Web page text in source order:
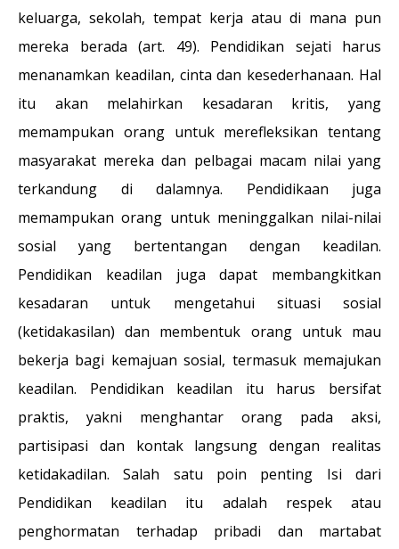
keluarga, sekolah, tempat kerja atau di mana pun
mereka berada (art. 49). Pendidikan sejati harus
menanamkan keadilan, cinta dan kesederhanaan. Hal
itu akan melahirkan kesadaran kritis, yang
memampukan orang untuk merefleksikan tentang
masyarakat mereka dan pelbagai macam nilai yang
terkandung di dalamnya. Pendidikaan juga
memampukan orang untuk meninggalkan nilai-nilai
sosial yang bertentangan dengan keadilan.
Pendidikan keadilan juga dapat membangkitkan
kesadaran untuk mengetahui situasi sosial
(ketidakasilan) dan membentuk orang untuk mau
bekerja bagi kemajuan sosial, termasuk memajukan
keadilan. Pendidikan keadilan itu harus bersifat
praktis, yakni menghantar orang pada aksi,
partisipasi dan kontak langsung dengan realitas
ketidakadilan. Salah satu poin penting Isi dari
Pendidikan keadilan itu adalah respek atau
penghormatan terhadap pribadi dan martabat